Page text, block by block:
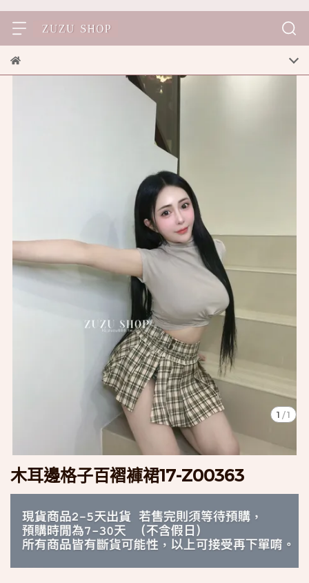
1 /1
木耳邊格子百褶褲裙17-Z00363